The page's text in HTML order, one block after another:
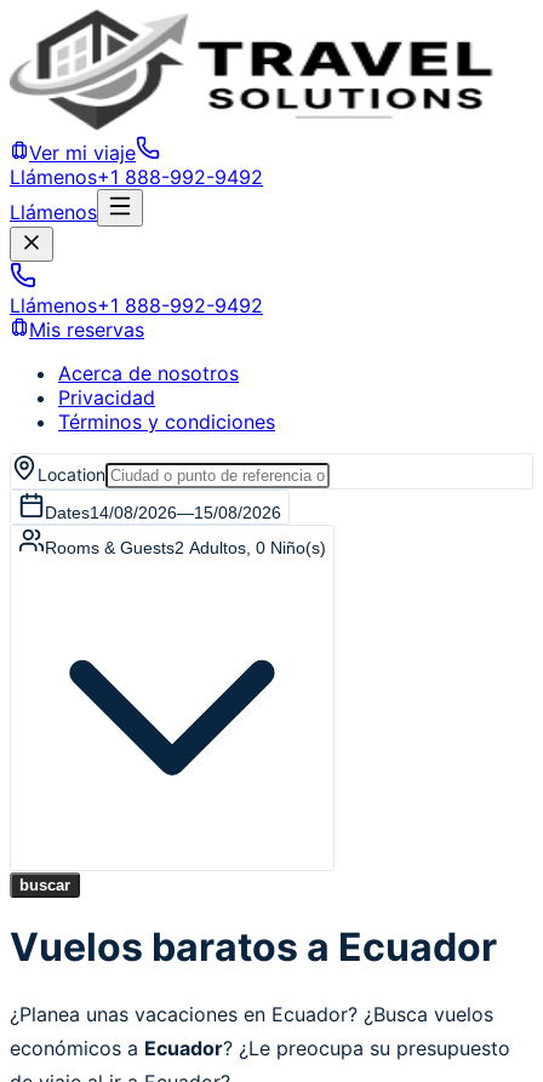
Ver mi viaje
Llámenos+1 888-992-9492
Llámenos
Llámenos+1 888-992-9492
Mis reservas
Acerca de nosotros
Privacidad
Términos y condiciones
Location
Dates14/08/2026—15/08/2026
Rooms & Guests2 Adultos 0 Niño(s)
buscar
Vuelos baratos a Ecuador
¿Planea unas vacaciones en Ecuador? ¿Busca vuelos
económicos a Ecuador? ¿Le preocupa su presupuesto